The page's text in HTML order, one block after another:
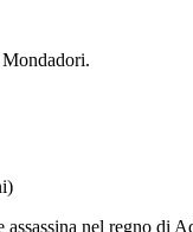
nel regno di